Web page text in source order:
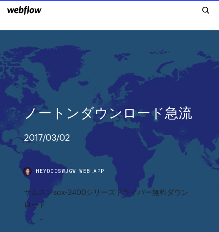
ノートンダウンロード急流
2017/03/02
HEYDOCSWJGW.WEB.APP
サムスンscx-3400シリーズドライバー無料ダウン
ロード